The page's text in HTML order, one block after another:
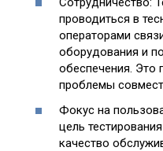
проводиться в
операторами
оборудования и
обеспечения. Это
проблемы
Фокус на
цель
качество